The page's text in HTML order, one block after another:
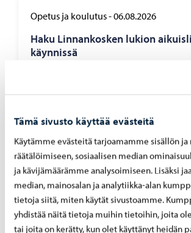
Tämä sivusto käyttää evästeitä
Käytämme evästeitä tarjoamamme sisällön
räätälöimiseen, sosiaalisen median
ja kävijämäärämme analysoimiseen. Lisäksi
median, mainosalan ja analytiikka-alan
tietoja siitä, miten käytät sivustoamme.
yhdistää näitä tietoja muihin tietoihin, joita
tai joita on kerätty, kun olet käyttänyt heidän
Opetus ja koulutus-06.08.2026
Haku Lin­nan­kos­ken lu­kion
käyn­nis­sä
Asuminen ja ympäristö 05.08.2026
Hu­le­ve­si­mak­su­jen las­ku­tus alkaa
– mak­su­pe­rus­tei­ta on uu­dis­tet­tu
2026